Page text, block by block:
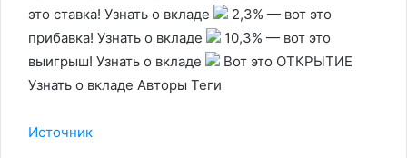
это ставка! Узнать о вкладе
2,3% — вот это
прибавка! Узнать о вкладе
10,3% — вот это
выигрыш! Узнать о вкладе
Вот это ОТКРЫТИЕ
Узнать о вкладе Авторы Теги
Источник